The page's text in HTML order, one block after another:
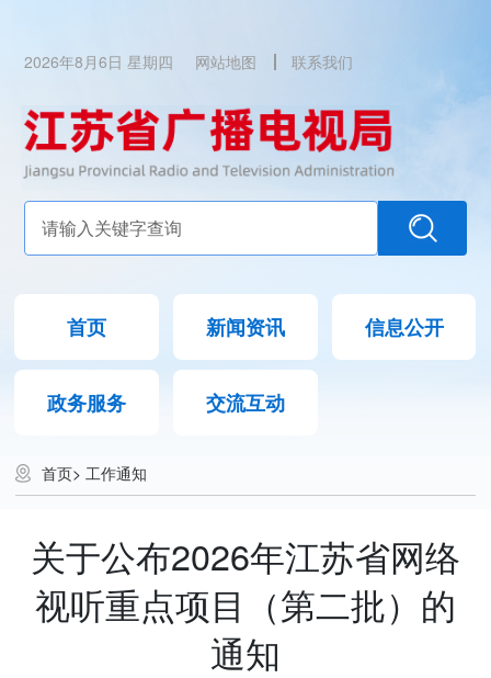
2026年8月6日 星期四 网站地图 联系我们
首页 新闻资讯 信息公开
政务服务 交流互动
首页>工作通知
关于公布2026年江苏省网络
视听重点项目（第二批）的
通知